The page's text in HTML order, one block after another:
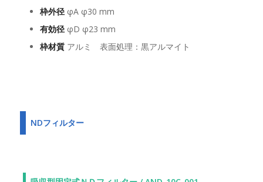
枠外径φA φ30 mm
有効径φD φ23 mm
枠材質アルミ 表面処理：黒アルマイト
NDフィルター